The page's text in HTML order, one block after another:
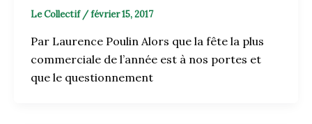
Le Collectif /février 15, 2017
Par Laurence Poulin Alors que la fête la plus
commerciale de l’année est à nos portes et
que le questionnement